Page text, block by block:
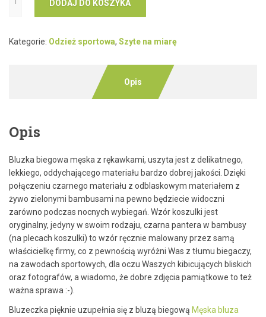
DODAJ DO KOSZYKA
Kategorie: Odzież sportowa, Szyte na miarę
Opis
Opis
Bluzka biegowa męska z rękawkami, uszyta jest z delikatnego,
lekkiego, oddychającego materiału bardzo dobrej jakości. Dzięki
połączeniu czarnego materiału z odblaskowym materiałem z
żywo zielonymi bambusami na pewno będziecie widoczni
zarówno podczas nocnych wybiegań. Wzór koszulki jest
oryginalny, jedyny w swoim rodzaju, czarna pantera w bambusy
(na plecach koszulki) to wzór ręcznie malowany przez samą
właścicielkę firmy, co z pewnością wyróżni Was z tłumu biegaczy,
na zawodach sportowych, dla oczu Waszych kibicujących bliskich
oraz fotografów, a wiadomo, że dobre zdjęcia pamiątkowe to też
ważna sprawa :-).
Bluzeczka pięknie uzupełnia się z bluzą biegową Męska bluza